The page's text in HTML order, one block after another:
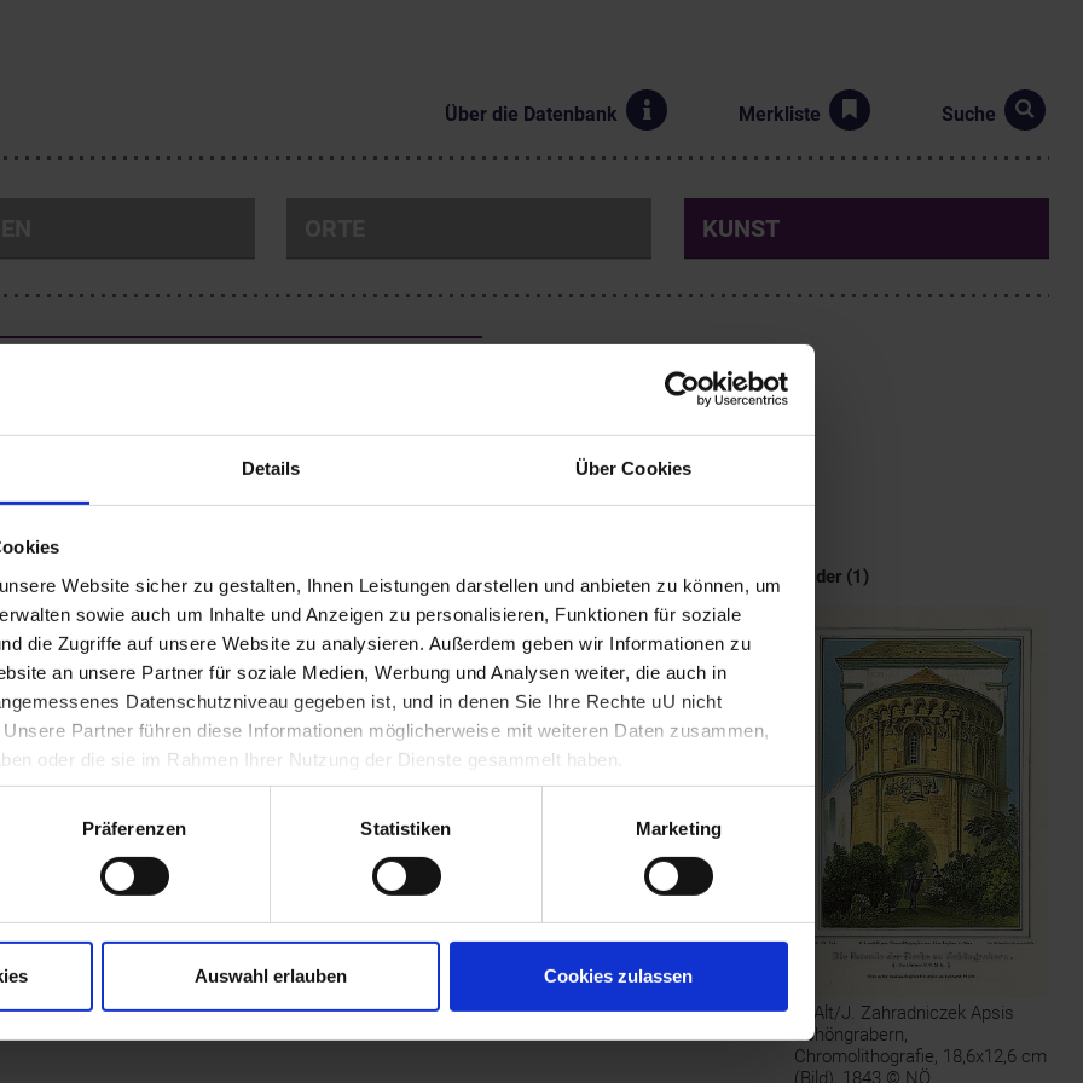
Details Über Cookies
Website sicher zu gestalten, Ihnen Leistungen darstellen und anbieten zu können, um
sowie auch um Inhalte und Anzeigen zu personalisieren, Funktionen für soziale
die Zugriffe auf unsere Website zu analysieren. Außerdem geben wir Informationen zu
an unsere Partner für soziale Medien, Werbung und Analysen weiter, die auch in
Datenschutzniveau gegeben ist, und in denen Sie Ihre Rechte uU nicht
Partner führen diese Informationen möglicherweise mit weiteren Daten zusammen,
oder die sie im Rahmen Ihrer Nutzung der Dienste gesammelt haben.
Präferenzen Statistiken Marketing
Auswahl erlauben Cookies zulassen
Über die Datenbank Merkliste Suche
KUNST
†1872)
Topogr. Sammlung
und Lithograf Josef Zahradniczek übertrug ein Aquarell Rudolf von Alts in das Medium der
Die Illustration zeigt die mit Skulpturen geschmückte Apsis der romanischen Kirche in
aus dem 1843 in Wien erschienenen Werk "Das pittoreske Oesterreich oder Album der
Monarchie ..."; die 30. Lieferung widmet sich dem "Kreis Unter-Manhartsberg in Oesterreich
Niederösterreich in alten Ansichten, 1975, S. 331f.)
Bilder (1)
J. Alt/J. Zahradniczek Apsis
Schöngrabern,
Chromolithografie, 18,6x12,6 cm
(Bild), 1843 © NÖ